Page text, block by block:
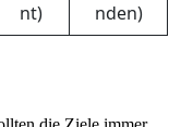
nt)
nden)